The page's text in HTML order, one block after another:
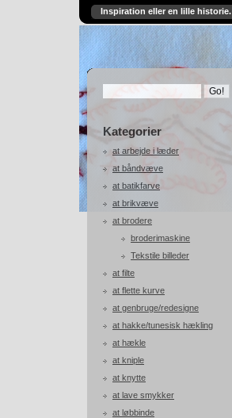
Inspiration eller en lille historie.
Kategorier
at arbejde i læder
at båndvæve
at batikfarve
at brikvæve
at brodere
broderimaskine
Tekstile billeder
at filte
at flette kurve
at genbruge/redesigne
at hakke/tunesisk hækling
at hækle
at kniple
at knytte
at lave smykker
at løbbinde